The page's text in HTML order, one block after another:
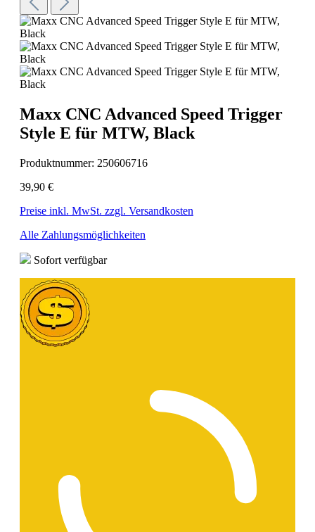
Maxx CNC Advanced Speed Trigger
Style E für MTW, Black
Produktnummer: 250606716
39,90 €
Preise inkl. MwSt. zzgl. Versandkosten
Alle Zahlungsmöglichkeiten
Sofort verfügbar